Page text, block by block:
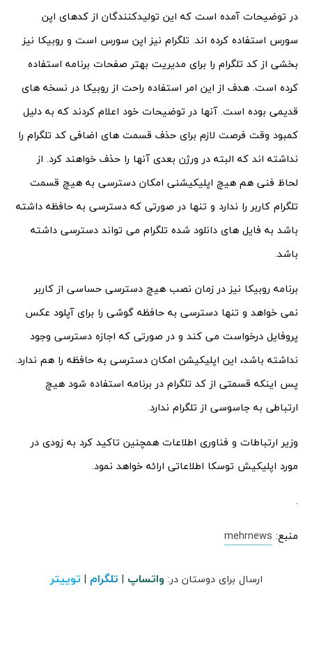
در توضیحات آمده است که این تولیدکنندگان از کدهای اپن
سورس استفاده کرده اند. تلگرام نیز اپن سورس است و روبیکا نیز
بخشی از کد تلگرام را برای مدیریت بهتر صفحات برنامه استفاده
کرده است. هدف از این امر استفاده راحت از روبیکا در نسخه های
قدیمی بوده است. آنها در توضیحات خود اعلام کردند که به دلیل
کمبود وقت فرصت لازم برای حذف قسمت های اضافی کد تلگرام را
نداشته اند که البته در ورژن بعدی آنها را حذف خواهند کرد. از
لحاظ فنی هم هیچ اپلیکیشنی امکان دسترسی به هیچ قسمت
تلگرام کاربر را ندارد و تنها در صورتی که دسترسی به حافظه داشته
باشد به فایل های دانلود شده تلگرام می تواند دسترسی داشته
باشد.
برنامه روبیکا نیز در زمان نصب هیچ دسترسی حساسی از کاربر
نمی خواهد و تنها دسترسی به حافظه گوشی را برای آپلود عکس
پروفایل درخواست می کند و در صورتی که اجازه دسترسی وجود
نداشته باشد، این اپلیکیشن امکان دسترسی به حافظه را هم ندارد.
پس اینکه قسمتی از کد تلگرام در برنامه استفاده شود هیچ
ارتباطی به جاسوسی از تلگرام ندارد.
وزیر ارتباطات و فناوری اطلاعات همچنین تاکید کرد به زودی در
مورد اپلیکیش توسکا اطلاعاتی ارائه خواهد نمود.
.
منبع: mehrnews
ارسال برای دوستان در: واتساپ | تلگرام | توییتر